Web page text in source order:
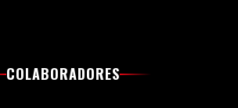
COLABORADORES